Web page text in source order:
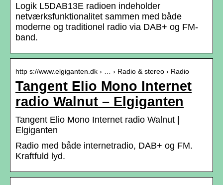
Logik L5DAB13E radioen indeholder
netværksfunktionalitet sammen med både
moderne og traditionel radio via DAB+ og FM-
band.
http s://www.elgiganten.dk › … › Radio & stereo › Radio
Tangent Elio Mono Internet
radio Walnut – Elgiganten
Tangent Elio Mono Internet radio Walnut |
Elgiganten
Radio med både internetradio, DAB+ og FM.
Kraftfuld lyd.